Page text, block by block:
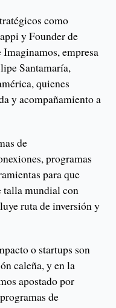
como
y Founder de
empresa
Santamaría,
quienes
y acompañamiento a
de
programas
para que
talla mundial con
ruta de inversión y
o startups son
caleña, y en la
apostado por
de